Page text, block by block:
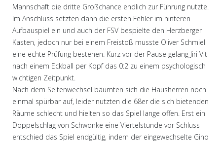
Mannschaft die dritte Großchance endlich zur Führung nutzte.
Im Anschluss setzten dann die ersten Fehler im hinteren
Aufbauspiel ein und auch der FSV bespielte den Herzberger
Kasten, jedoch nur bei einem Freistoß musste Oliver Schmiel
eine echte Prüfung bestehen. Kurz vor der Pause gelang Jiri Vit
nach einem Eckball per Kopf das 0:2 zu einem psychologisch
wichtigen Zeitpunkt.
Nach dem Seitenwechsel bäumten sich die Hausherren noch
einmal spürbar auf, leider nutzten die 68er die sich bietenden
Räume schlecht und hielten so das Spiel lange offen. Erst ein
Doppelschlag von Schwonke eine Viertelstunde vor Schluss
entschied das Spiel endgültig, indem der eingewechselte Gino